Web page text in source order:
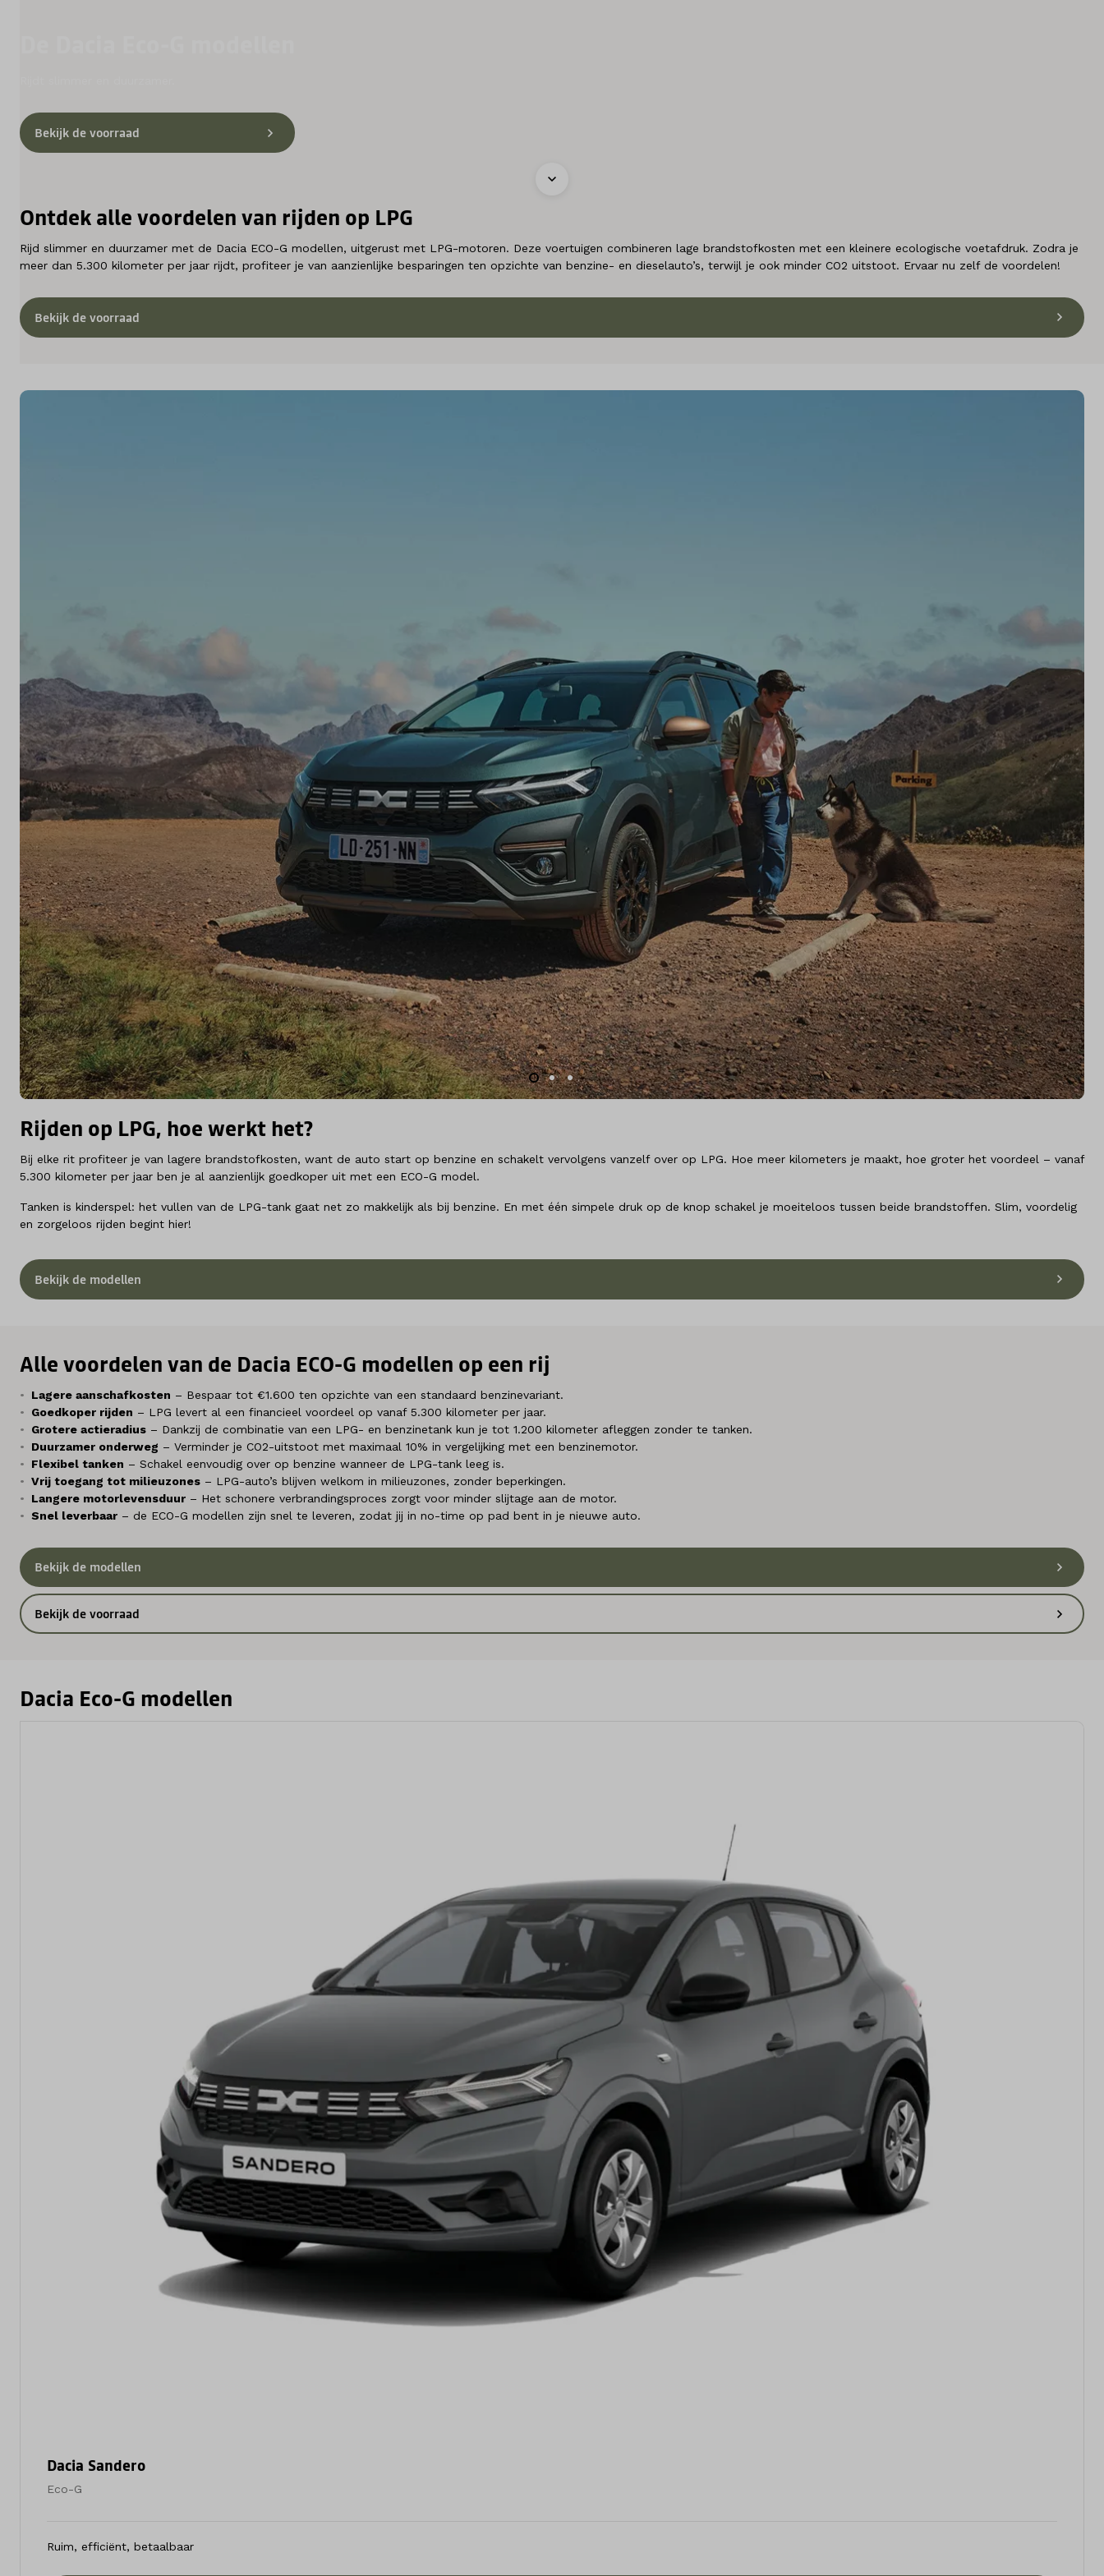
Vergelijken
Vestigingen
Over ons
Bekijk de voorraad
Ontdek alle voordelen van rijden op LPG
Rijd slimmer en duurzamer met de Dacia ECO-G modellen, uitgerust met LPG-motoren. Deze voertuigen combineren lage brandstofkosten met een kleinere ecologische voetafdruk. Zodra je
meer dan 5.300 kilometer per jaar rijdt, profiteer je van aanzienlijke besparingen ten opzichte van benzine- en dieselauto’s, terwijl je ook minder CO2 uitstoot. Ervaar nu zelf de voordelen!
Bekijk de voorraad
Rijden op LPG, hoe werkt het?
Bij elke rit profiteer je van lagere brandstofkosten, want de auto start op benzine en schakelt vervolgens vanzelf over op LPG. Hoe meer kilometers je maakt, hoe groter het voordeel – vanaf
5.300 kilometer per jaar ben je al aanzienlijk goedkoper uit met een ECO-G model.
Tanken is kinderspel: het vullen van de LPG-tank gaat net zo makkelijk als bij benzine. En met één simpele druk op de knop schakel je moeiteloos tussen beide brandstoffen. Slim, voordelig
en zorgeloos rijden begint hier!
Bekijk de modellen
Alle voordelen van de Dacia ECO-G modellen op een rij
Lagere aanschafkosten – Bespaar tot €1.600 ten opzichte van een standaard benzinevariant.
Goedkoper rijden – LPG levert al een financieel voordeel op vanaf 5.300 kilometer per jaar.
Grotere actieradius – Dankzij de combinatie van een LPG- en benzinetank kun je tot 1.200 kilometer afleggen zonder te tanken.
Duurzamer onderweg – Verminder je CO2-uitstoot met maximaal 10% in vergelijking met een benzinemotor.
Flexibel tanken – Schakel eenvoudig over op benzine wanneer de LPG-tank leeg is.
Vrij toegang tot milieuzones – LPG-auto’s blijven welkom in milieuzones, zonder beperkingen.
Langere motorlevensduur – Het schonere verbrandingsproces zorgt voor minder slijtage aan de motor.
Snel leverbaar – de ECO-G modellen zijn snel te leveren, zodat jij in no-time op pad bent in je nieuwe auto.
Bekijk de modellen
Bekijk de voorraad
Dacia Eco-G modellen
Dacia Sandero
Eco-G
Ruim, efficiënt, betaalbaar